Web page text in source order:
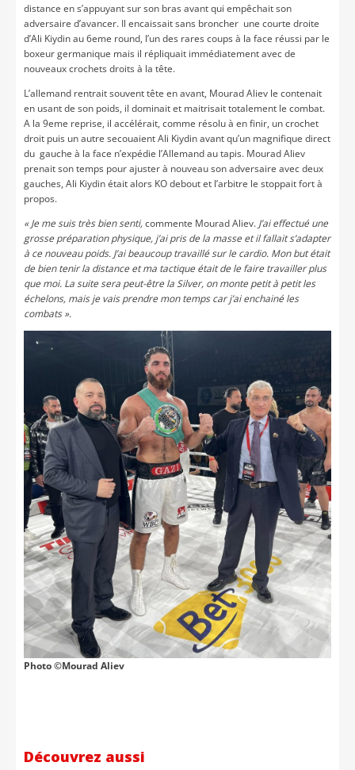
distance en s’appuyant sur son bras avant qui empêchait son
adversaire d’avancer. Il encaissait sans broncher une courte droite
d’Ali Kiydin au 6eme round, l’un des rares coups à la face réussi par le
boxeur germanique mais il répliquait immédiatement avec de
nouveaux crochets droits à la tête.
L’allemand rentrait souvent tête en avant, Mourad Aliev le contenait
en usant de son poids, il dominait et maitrisait totalement le combat.
A la 9eme reprise, il accélérait, comme résolu à en finir, un crochet
droit puis un autre secouaient Ali Kiydin avant qu’un magnifique direct
du gauche à la face n’expédie l’Allemand au tapis. Mourad Aliev
prenait son temps pour ajuster à nouveau son adversaire avec deux
gauches, Ali Kiydin était alors KO debout et l’arbitre le stoppait fort à
propos.
« Je me suis très bien senti,commente Mourad Aliev. J’ai effectué une
grosse préparation physique, j’ai pris de la masse et il fallait s’adapter
à ce nouveau poids. J’ai beaucoup travaillé sur le cardio. Mon but était
de bien tenir la distance et ma tactique était de le faire travailler plus
que moi. La suite sera peut-être la Silver, on monte petit à petit les
échelons, mais je vais prendre mon temps car j’ai enchainé les
combats ».
Photo ©Mourad Aliev
Découvrez aussi